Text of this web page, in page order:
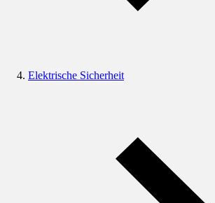
Elektrische Sicherheit